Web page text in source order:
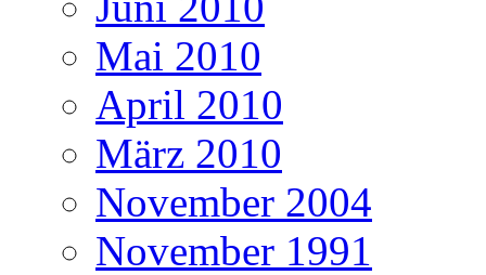
Mai 2010
April 2010
März 2010
November 2004
November 1991